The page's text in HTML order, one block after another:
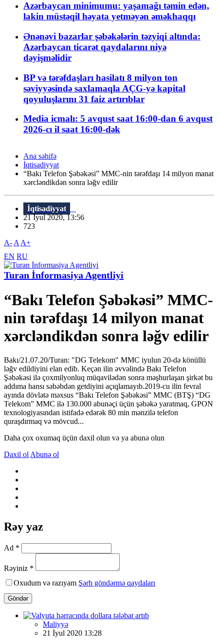
Azərbaycan minimumu: yaşamağı təmin edən,
lakin müstəqil həyata yetməyən əməkhaqqı
Ənənəvi bazarlar şəbəkələrin təzyiqi altında:
Azərbaycan ticarət qaydalarını niyə
dəyişməlidir
BP və tərəfdaşları hasilatı 8 milyon ton
səviyyəsində saxlamaqla AÇG-yə kapital
qoyuluşlarını 31 faiz artırıblar
Media icmalı: 5 avqust saat 16:00-dan 6 avqust
2026-cı il saat 16:00-dək
Ana səhifə
İqtisadiyyat
“Bakı Telefon Şəbəkəsi” MMC-nin tərəfdaşı 14 milyon manat
xərcləndikdən sonra ləğv edilir
İqtisadiyyat
21 İyul 2020, 13:56
723
A- A A+
EN RU
Turan İnformasiya Agentliyi
“Bakı Telefon Şəbəkəsi” MMC-
nin tərəfdaşı 14 milyon manat
xərcləndikdən sonra ləğv edilir
Bakı/21.07.20/Turan: "DG Telekom" MMC iyulun 20-də könüllü
ləğv edildiyini elan edib. Keçən ilin əvvəlində Bakı Telefon
Şəbəkəsi ilə çoxmilyonluq müqavilədən sonra məşhurlaşan şirkət bu
addıma hansı səbəbdən getdiyini açıqlamayıb.2019-cu ilin fevral
ayında dövlətə məxsus “Bakı Telefon Şəbəkəsi” MMC (BTŞ) “DG
Telekom” MMC ilə 130.000 abunəçi üçün şəbəkə yaratmaq, GPON
texnologiyasından istifadə edərək 80 min mənzilə telefon
quraşdırmaq və mövcud...
Daha çox oxumaq üçün daxil olun və ya abunə olun
Daxil ol Abunə ol
Rəy yaz
Ad *
Rəyiniz *
Oxudum və razıyam Şərh göndərmə qaydaları
Göndər
Maliyyə
21 İyul 2020 13:28